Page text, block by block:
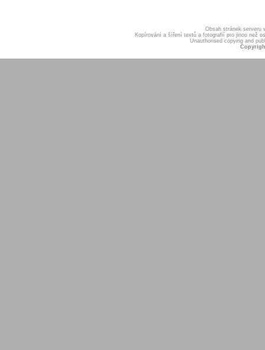
Obsah stránek serveru
Kopírování a šíření textů a fotografií pro jinou než
Unauthorised copying and